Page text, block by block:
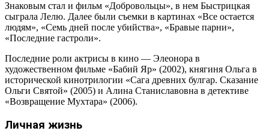
Знаковым стал и фильм «Добровольцы», в нем Быстрицкая
сыграла Лелю. Далее были съемки в картинах «Все остается
людям», «Семь дней после убийства», «Бравые парни»,
«Последние гастроли».
Последние роли актрисы в кино — Элеонора в
художественном фильме «Бабий Яр» (2002), княгиня Ольгa в
исторической кинотрилогии «Сага древних булгар. Сказание
Ольги Святой» (2005) и Алина Станиславовна в детективе
«Возвращение Мухтара» (2006).
Личная жизнь